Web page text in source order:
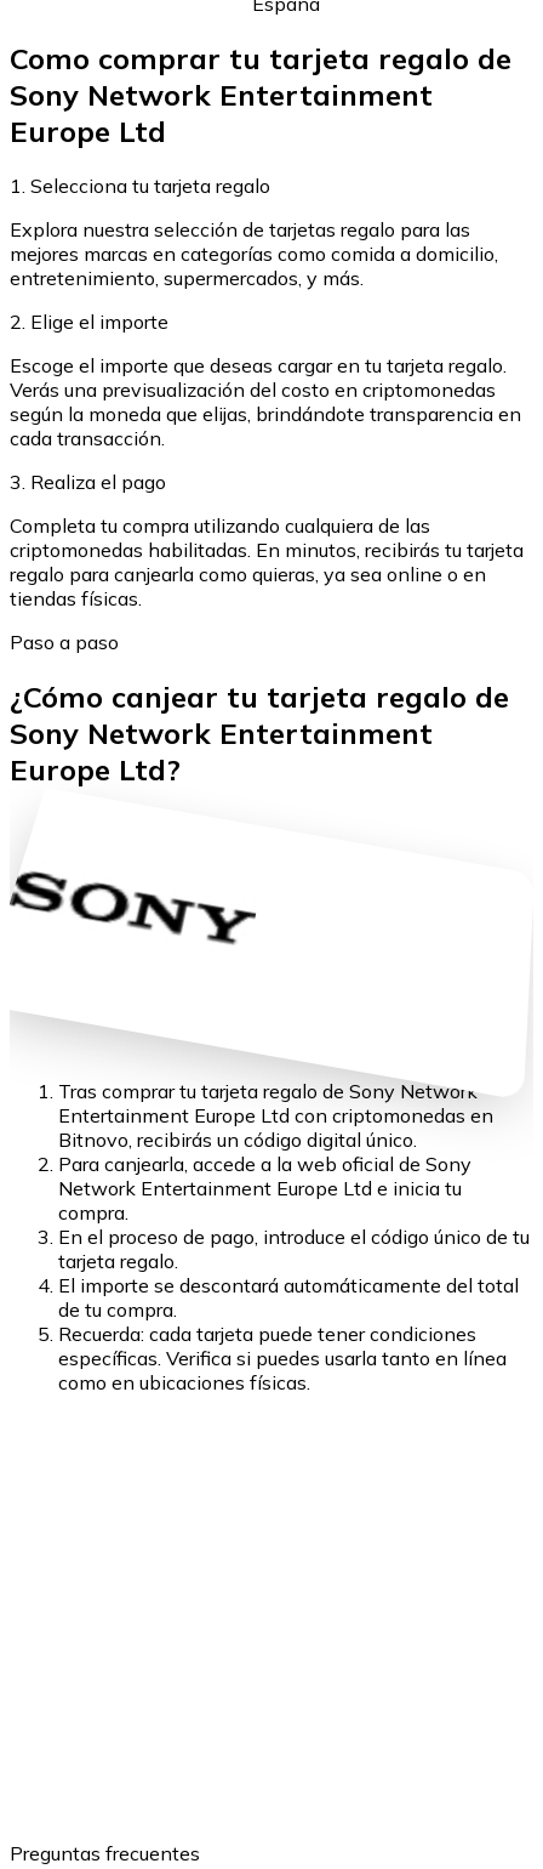
Comprar con Transferencia
Tarjeta de crédito / débito
Utiliza tarjetas Visa y Mastercard para comprar
Comprar con tarjeta
Tienda - Tarjetas regalo
Nuevo
Compra tarjetas regalo de tus marcas favoritas con
Ir a la tienda de tarjetas regalo
Como comprar tu tarjeta regalo de
Sony Network Entertainment
Europe Ltd
1. Selecciona tu tarjeta regalo
Explora nuestra selección de tarjetas regalo para las
mejores marcas en categorías como comida a domicilio,
entretenimiento, supermercados, y más.
2. Elige el importe
Escoge el importe que deseas cargar en tu tarjeta regalo.
Verás una previsualización del costo en criptomonedas
según la moneda que elijas, brindándote transparencia en
cada transacción.
3. Realiza el pago
Completa tu compra utilizando cualquiera de las
criptomonedas habilitadas. En minutos, recibirás tu tarjeta
regalo para canjearla como quieras, ya sea online o en
tiendas físicas.
Paso a paso
¿Cómo canjear tu tarjeta regalo de
Sony Network Entertainment
Europe Ltd?
Tras comprar tu tarjeta regalo de Sony Network
Entertainment Europe Ltd con criptomonedas en
Bitnovo, recibirás un código digital único.
Para canjearla, accede a la web oficial de Sony
Network Entertainment Europe Ltd e inicia tu
compra.
En el proceso de pago, introduce el código único de tu
tarjeta regalo.
El importe se descontará automáticamente del total
de tu compra.
Recuerda: cada tarjeta puede tener condiciones
específicas. Verifica si puedes usarla tanto en línea
como en ubicaciones físicas.
Preguntas frecuentes